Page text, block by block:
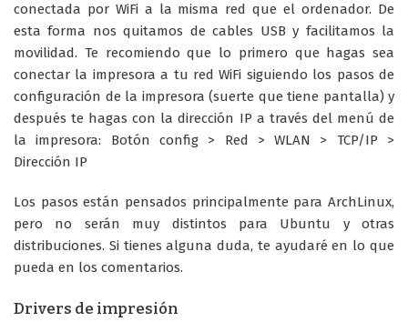
conectada por WiFi a la misma red que el ordenador. De
esta forma nos quitamos de cables USB y facilitamos la
movilidad. Te recomiendo que lo primero que hagas sea
conectar la impresora a tu red WiFi siguiendo los pasos de
configuración de la impresora (suerte que tiene pantalla) y
después te hagas con la dirección IP a través del menú de
la impresora: Botón config > Red > WLAN > TCP/IP >
Dirección IP
Los pasos están pensados principalmente para ArchLinux,
pero no serán muy distintos para Ubuntu y otras
distribuciones. Si tienes alguna duda, te ayudaré en lo que
pueda en los comentarios.
Drivers de impresión